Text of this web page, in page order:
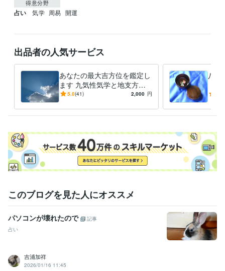
得意分野
占い 気学 周易 開運
出品者の人気サービス
あなたの最大吉方位を鑑定し
ます 九気性気学と地支方鑑
で最大吉方位を取り開運しま
5.0(41) 2,000 円
八面
『ど
す
このブログを見た人にオススメ
パソコンが壊れたので
記事
占い
吉浦加祥
2026/01/16 11:45